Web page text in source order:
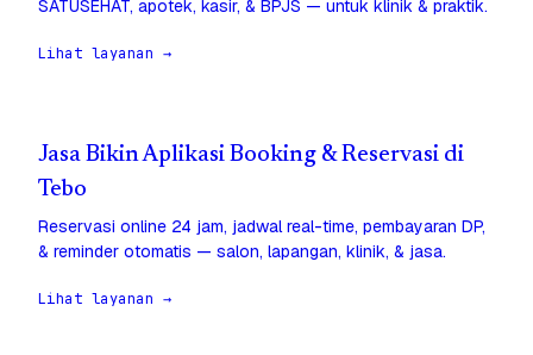
SATUSEHAT, apotek, kasir, & BPJS — untuk klinik & praktik.
Lihat layanan →
Jasa Bikin Aplikasi Booking & Reservasi di
Tebo
Reservasi online 24 jam, jadwal real-time, pembayaran DP,
& reminder otomatis — salon, lapangan, klinik, & jasa.
Lihat layanan →